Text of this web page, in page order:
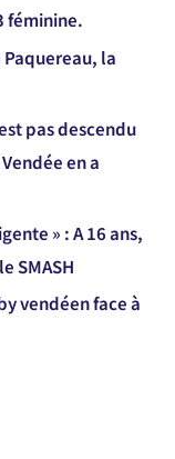
féminine.
Paquereau, la
pas descendu
en a
» : A 16 ans,
SMASH
vendéen face à